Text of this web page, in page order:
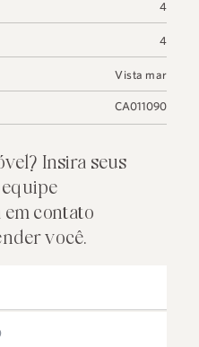
4
4
Vista mar
CA011090
Insira seus
equipe
contato
você.